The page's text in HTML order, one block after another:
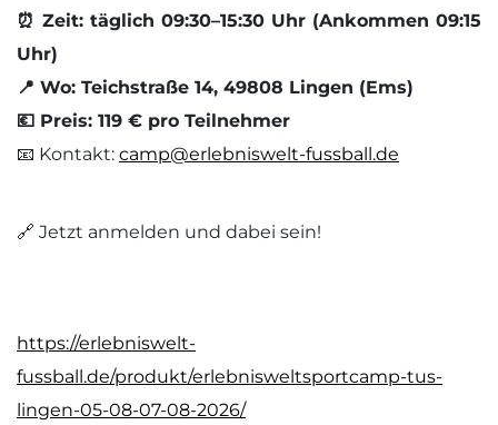
⏰ Zeit: täglich 09:30–15:30 Uhr (Ankommen 09:15
Uhr)
📍 Wo: Teichstraße 14, 49808 Lingen (Ems)
💶 Preis: 119 € pro Teilnehmer
📧 Kontakt: camp@erlebniswelt-fussball.de
🔗 Jetzt anmelden und dabei sein!
https://erlebniswelt-
fussball.de/produkt/erlebnisweltsportcamp-tus-
lingen-05-08-07-08-2026/